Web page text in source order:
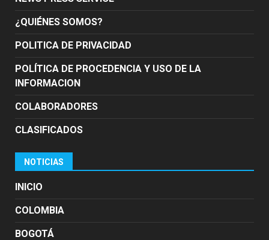
¿QUIÉNES SOMOS?
POLITICA DE PRIVACIDAD
POLÍTICA DE PROCEDENCIA Y USO DE LA
INFORMACION
COLABORADORES
CLASIFICADOS
NOTICIAS
INICIO
COLOMBIA
BOGOTÁ